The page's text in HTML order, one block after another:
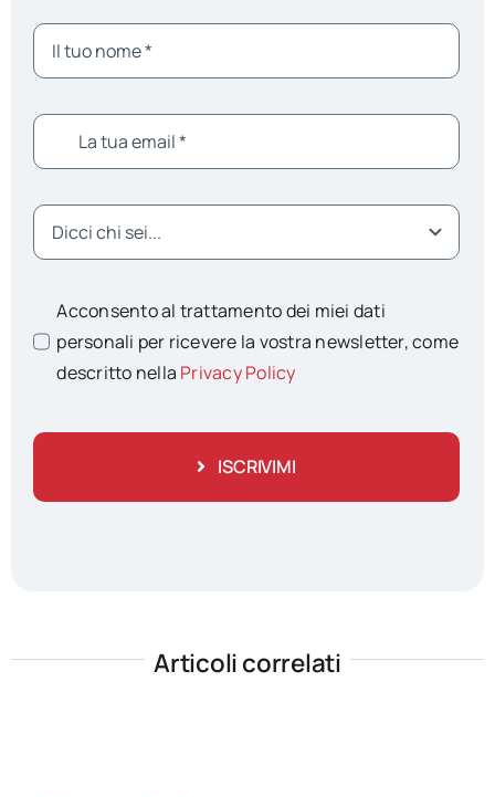
Acconsento al trattamento dei miei dati
personali per ricevere la vostra newsletter, come
descritto nella Privacy Policy
ISCRIVIMI
Articoli correlati